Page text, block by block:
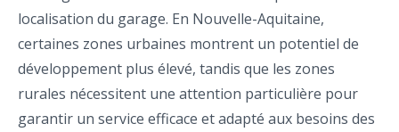
localisation du garage. En Nouvelle-Aquitaine,
certaines zones urbaines montrent un potentiel de
développement plus élevé, tandis que les zones
rurales nécessitent une attention particulière pour
garantir un service efficace et adapté aux besoins des